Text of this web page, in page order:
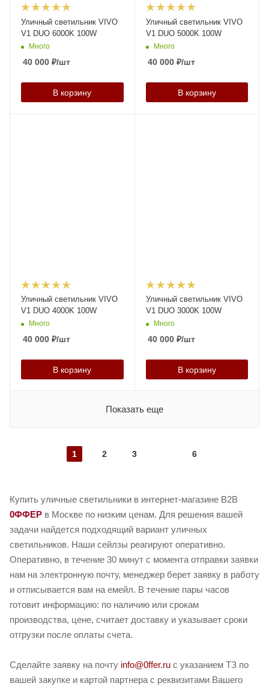
Уличный светильник VIVO
V1 DUO 6000K 100W
Много
40 000 ₽/шт
В корзину
Уличный светильник VIVO
V1 DUO 5000K 100W
Много
40 000₽/шт
В корзину
Уличный светильник VIVO
V1 DUO 4000K 100W
Много
40 000 ₽/шт
В корзину
Уличный светильник VIVO
V1 DUO 3000K 100W
Много
40 000₽/шт
В корзину
Показать еще
1 2 3 6
Купить уличные светильники в интернет-магазине B2B
0ФФЕР в Москве по низким ценам. Для решения вашей
задачи найдется подходящий вариант уличных
светильников. Наши сейлзы реагируют оперативно.
Оперативно, в течение 30 минут с момента отправки заявки
нам на электронную почту, менеджер берет заявку в работу
и отписывается вам на емейл. В течение пары часов
готовит информацию: по наличию или срокам
производства, цене, считает доставку и указывает сроки
отгрузки после оплаты счета.
Сделайте заявку на почту info@0ffer.ru с указанием ТЗ по
вашей закупке и картой партнера с реквизитами Вашего